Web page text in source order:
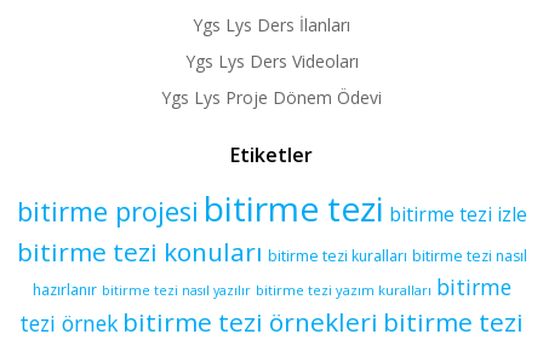
Ygs Lys Ders İlanları
Ygs Lys Ders Videoları
Ygs Lys Proje Dönem Ödevi
Etiketler
bitirme projesi bitirme tezi bitirme tezi izle
bitirme tezi konuları bitirme tezi kuralları bitirme tezi nasıl
hazırlanır bitirme tezi nasıl yazılır bitirme tezi yazım kuralları bitirme
tezi örnek bitirme tezi örnekleri bitirme tezi